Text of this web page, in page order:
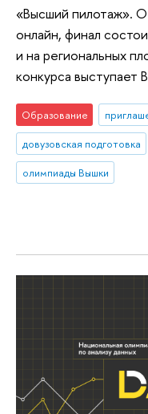
«Высший пилотаж».
онлайн, финал
и на региональных
конкурса выступает
Образование
довузовская подготовка
олимпиады Вышки